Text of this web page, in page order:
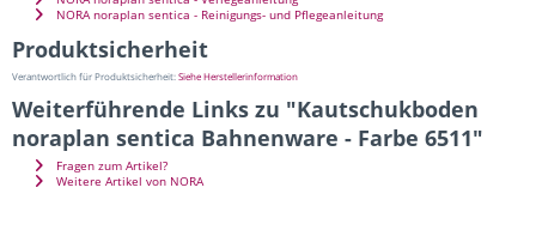
NORA noraplan sentica - Reinigungs- und Pflegeanleitung
Produktsicherheit
Verantwortlich für Produktsicherheit:Siehe Herstellerinformation
Weiterführende Links zu "Kautschukboden
noraplan sentica Bahnenware - Farbe 6511"
Fragen zum Artikel?
Weitere Artikel von NORA